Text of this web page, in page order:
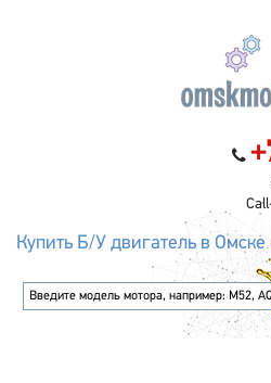
Купить Б/У двигатель в Омске